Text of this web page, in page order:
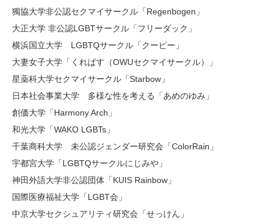
獨協大学非公認セクマイサークル「Regenbogen」
大正大学 非公認LGBTサークル「フリーダック」
横浜国立大学 LGBTQサークル「クーピー」
大妻女子大学「くれぱす（OWUセクマイサークル）」
星薬科大学セクマイサークル「Starbow」
日本社会事業大学 多様な性を考える「あめのゆみ」
創価大学「Harmony Arch」
和光大学「WAKO LGBTs」
千葉商科大学 未公認ジェンダー研究会「ColorRain」
宇都宮大学「LGBTQサークルにじみや」
神田外語大学非公認団体「KUIS Rainbow」
国際医療福祉大学「LGBT会」
中京大学セクシュアリティ研究会「せっけん」